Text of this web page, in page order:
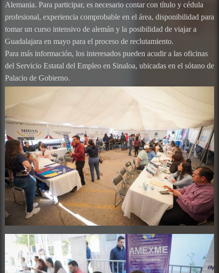
Alemania. Para participar, es necesario contar con título y cédula
profesional, experiencia comprobable en el área, disponibilidad para
tomar un curso intensivo de alemán y la posibilidad de viajar a
Guadalajara en mayo para el proceso de reclutamiento.
Para más información, los interesados pueden acudir a las oficinas
del Servicio Estatal del Empleo en Sinaloa, ubicadas en el sótano de
Palacio de Gobierno.